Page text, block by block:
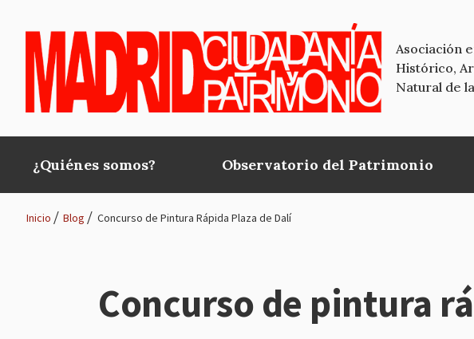
Asociación
Histórico,
Natural de
Main
navigation
¿Quiénes somos? Observatorio del Patrimonio
Inicio Blog Concurso de Pintura Rápida Plaza de Dalí
Concurso de pintura